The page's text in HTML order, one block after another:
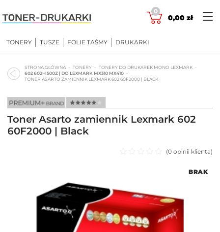
to
content
0
0,00 zł
TONERY TUSZE FOLIE TAŚMY DRUKARKI
STRONA GŁÓWNA TONERY
TONERY DO DRUKAREK MONO LEXMARK
602 602H 500Z | DO LEXMARK MX310 MX410
TONER ASARTO ZAMIENNIK LEXMARK 602 60F2000 | BLACK
Toner Asarto zamiennik Lexmark 602
60F2000 | Black
(0 opinii klienta)
BRAK